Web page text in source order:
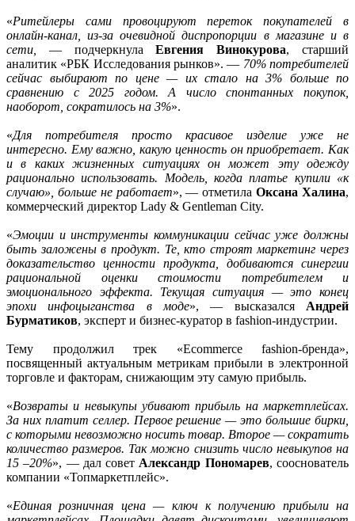
«Ритейлеры сами провоцируют переток покупателей в
онлайн-канал, из-за очевидной диспропорции в магазине и в
сети,
— подчеркнулаЕвгения Винокурова, старший
аналитик «РБК Исследования рынков». — 70% потребителей
сейчас выбирают по цене — их стало на 3% больше по
сравнению с 2025 годом. А число спонтанных покупок,
наоборот, сократилось на 3%».
«Для потребителя просто красивое изделие уже не
интересно. Ему важно, какую ценность он приобретает. Как
и в каких жизненных ситуациях он может эту одежду
рационально использовать. Модель, когда платье купили «к
случаю», больше не работает», — отметилаОксана Халина,
коммерческий директор Lady & Gentleman City.
«Эмоции и инструменты коммуникации сейчас уже должны
быть заложены в продукт. Те, кто строят маркетинг через
доказательство ценности продукта, добиваются синергии
рациональной оценки стоимости потребителем и
эмоционального эффекта. Текущая ситуация — это конец
эпохи инфоцыганства в моде», — высказался Андрей
Бурматиков, эксперт и бизнес-куратор в fashion-индустрии.
Тему продолжил трек «Ecommerce fashion-бренда»,
посвященный актуальным метрикам прибыли в электронной
торговле и факторам, снижающим эту самую прибыль.
«Возвраты и невыкупы убивают прибыль на маркетплейсах.
За них платит селлер. Первое решение — это большие бирки,
с которыми невозможно носить товар. Второе — сократить
количество размеров. Так можно снизить число невыкупов на
15 –20%», — дал совет Александр Пономарев, сооснователь
компании «Топмаркетплейс».
«Единая розничная цена — ключ к получению прибыли на